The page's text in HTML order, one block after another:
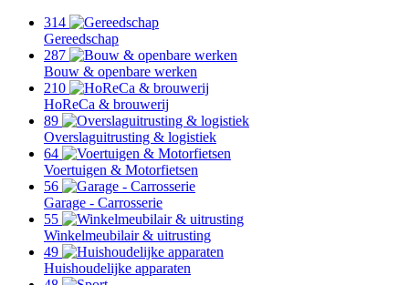
314
Gereedschap
287
Bouw & openbare werken
210
HoReCa & brouwerij
89
Overslaguitrusting & logistiek
64
Voertuigen & Motorfietsen
56
Garage - Carrosserie
55
Winkelmeubilair & uitrusting
49
Huishoudelijke apparaten